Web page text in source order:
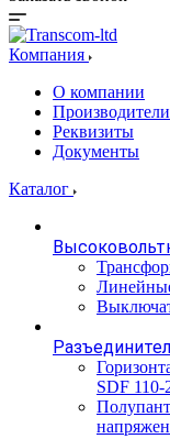
Компания
О компании
Производители
Реквизиты
Документы
Каталог
SDF 110-